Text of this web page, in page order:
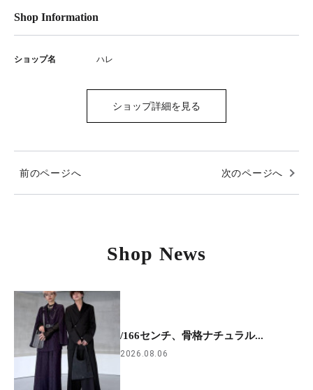
Shop Information
ショップ名 ハレ
ショップ詳細を見る
前のページへ 次のページへ
Shop News
/166センチ、骨格ナチュラル...
2026.08.06